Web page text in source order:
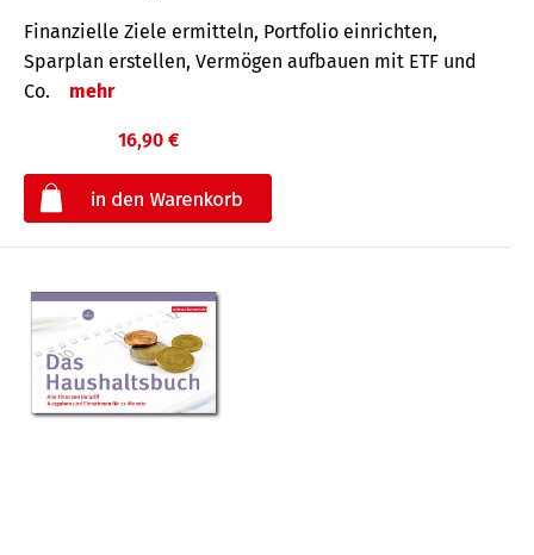
Finanzielle Ziele ermitteln, Portfolio einrichten,
Sparplan erstellen, Vermögen aufbauen mit ETF und
Co.
mehr
16,90 €